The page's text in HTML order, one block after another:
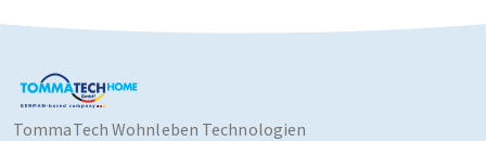
TommaTech Wohnleben Technologien